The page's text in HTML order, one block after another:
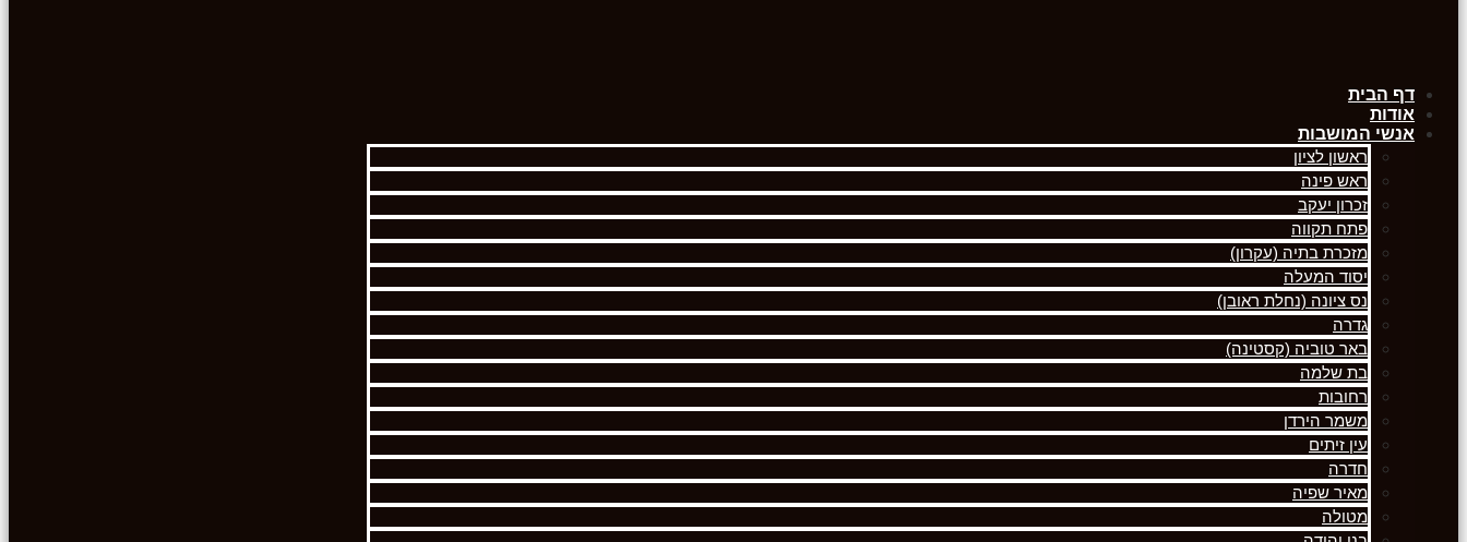
דף הבית
אודות
אנשי המושבות
ראשון לציון
ראש פינה
זכרון יעקב
פתח תקווה
מזכרת בתיה (עקרון)
יסוד המעלה
נס ציונה (נחלת ראובן)
גדרה
באר טוביה (קסטינה)
בת שלמה
רחובות
משמר הירדן
עין זיתים
חדרה
מאיר שפיה
מטולה